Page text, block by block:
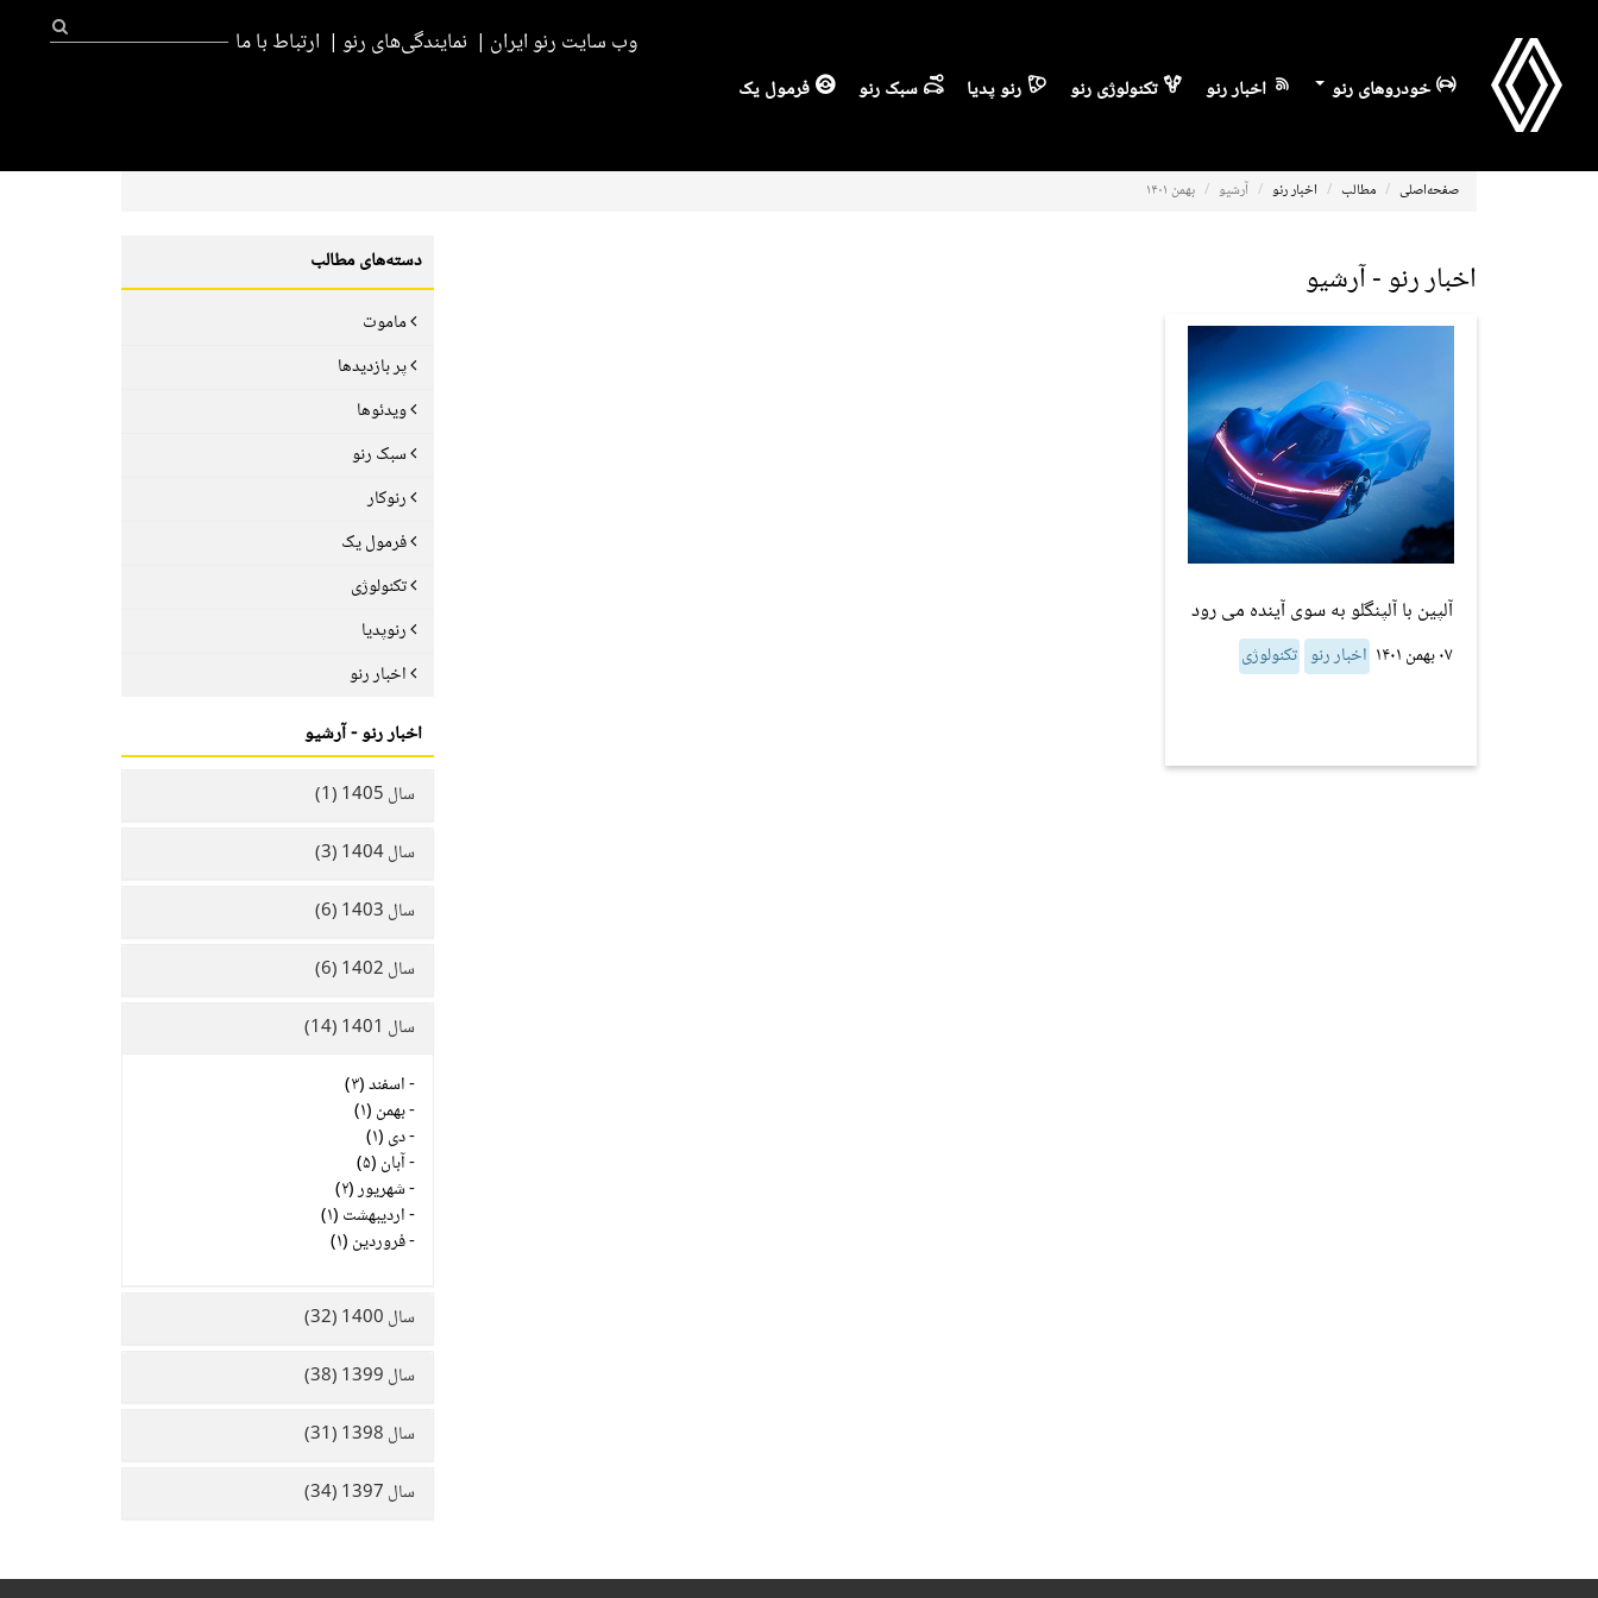
وب سایت رنو ایران نمایندگی‌های رنو ارتباط با ما
خودروهای رنو اخبار رنو تکنولوژی رنو رنو پدیا سبک رنو فرمول یک
صفحه‌اصلی مطالب اخبار رنو آرشیو بهمن ۱۴۰۱
اخبار رنو - آرشیو
آلپین با آلپنگلو به سوی آینده می رود
۰۷ بهمن ۱۴۰۱ اخبار رنو تکنولوژی
دسته‌های مطالب
ماموت
پر بازدیدها
ویدئوها
سبک رنو
رنوکار
فرمول یک
تکنولوژی
رنوپدیا
اخبار رنو
اخبار رنو - آرشیو
سال 1405 (1)
سال 1404 (3)
سال 1403 (6)
سال 1402 (6)
سال 1401 (14)
-اسفند (۳)
-بهمن (۱)
-دی (۱)
-آبان (۵)
-شهریور (۲)
-اردیبهشت (۱)
-فروردین (۱)
سال 1400 (32)
سال 1399 (38)
سال 1398 (31)
سال 1397 (34)